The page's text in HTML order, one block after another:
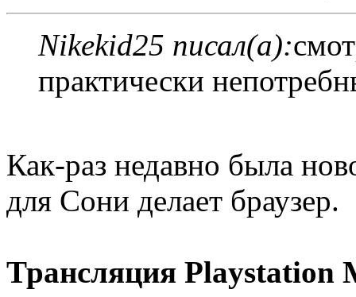
Nikekid25 писал(а):
практически
Как-раз недавно была
для Сони делает браузер.
Трансляция Playstation